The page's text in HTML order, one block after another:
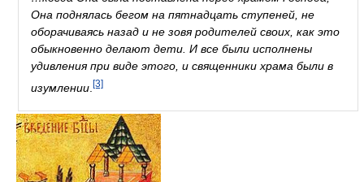
Она поднялась бегом на пятнадцать ступеней, не
оборачиваясь назад и не зовя родителей своих, как это
обыкновенно делают дети. И все были исполнены
удивления при виде этого, и священники храма были в
изумлении [3]